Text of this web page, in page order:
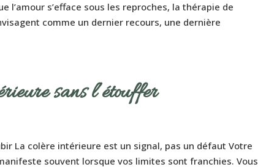
l’amour s’efface sous les reproches, la thérapie de
comme un dernier recours, une dernière
sans l’étouffer
La colère intérieure est un signal, pas un défaut Votre
souvent lorsque vos limites sont franchies. Vous